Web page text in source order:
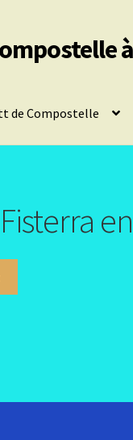
de Compostelle